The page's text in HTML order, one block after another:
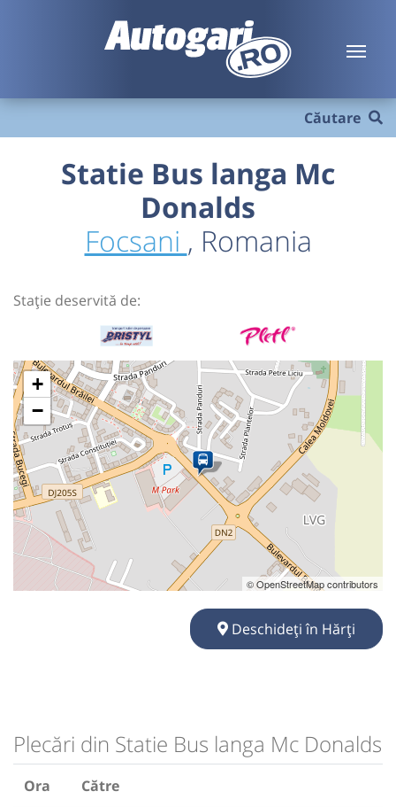
Căutare
Statie Bus langa Mc
Donalds
Focsani , Romania
Stație deservită de:
+
−
© OpenStreetMap contributors
Deschideți în Hărți
Plecări din Statie Bus langa Mc Donalds
Ora Către